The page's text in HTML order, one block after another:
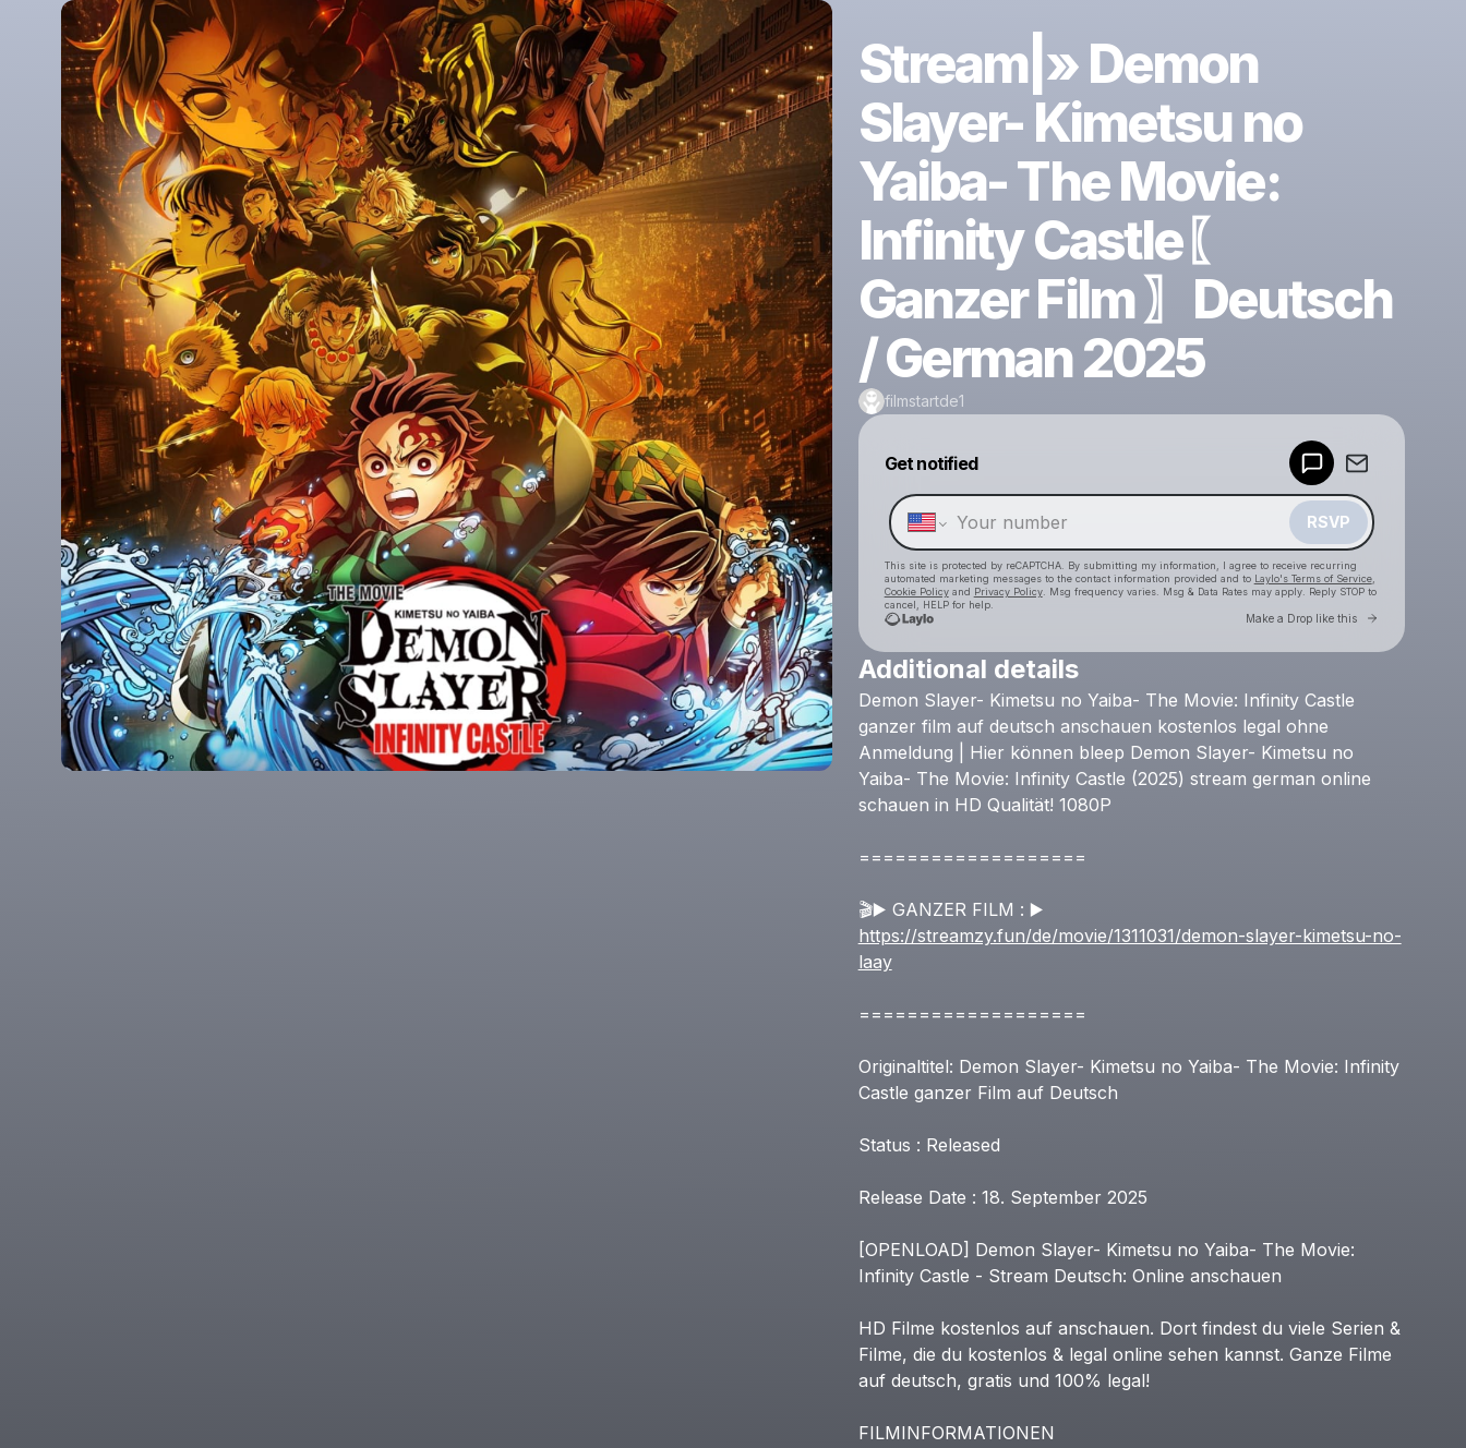
Stream|» Demon
Slayer- Kimetsu no
Yaiba- The Movie:
Infinity Castle〖
Ganzer Film 〗Deutsch
/ German 2025
filmstartde1
Get notified
RSVP
This site is protected by reCAPTCHA. By submitting my information, I agree to receive recurring
automated marketing messages to the contact information provided and to Laylo's Terms of Service,
Cookie Policyand Privacy Policy. Msg frequency varies. Msg & Data Rates may apply. Reply STOP to
cancel, HELP for help.
Make a Drop like this Go to
Check your texts
Additional details
Demon Slayer- Kimetsu no Yaiba- The Movie: Infinity Castle
ganzer film auf deutsch anschauen kostenlos legal ohne
Anmeldung
Hier können bleep Demon Slayer- Kimetsu no
Yaiba- The Movie: Infinity Castle (2025) stream german online
schauen in HD Qualität! 1080P
===================
🎬️▶️ GANZER FILM : ▶️
https://streamzy.fun/de/movie/1311031/demon-slayer-kimetsu-no-
laay
===================
Originaltitel: Demon Slayer- Kimetsu no Yaiba- The Movie: Infinity
Castle ganzer Film auf Deutsch
Status : Released
Release Date : 18. September 2025
[OPENLOAD] Demon Slayer- Kimetsu no Yaiba- The Movie:
Infinity Castle - Stream Deutsch: Online anschauen
HD Filme kostenlos auf anschauen. Dort findest du viele Serien &
Filme, die du kostenlos & legal online sehen kannst. Ganze Filme
auf deutsch, gratis und 100% legal!
FILMINFORMATIONEN